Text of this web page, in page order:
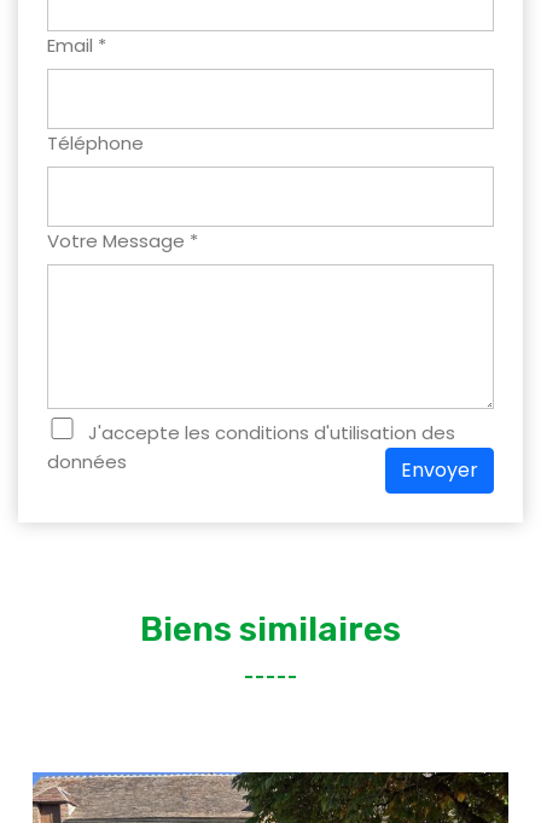
Email *
Téléphone
Votre Message *
J'accepte les conditions d'utilisation des
données
Envoyer
Biens similaires